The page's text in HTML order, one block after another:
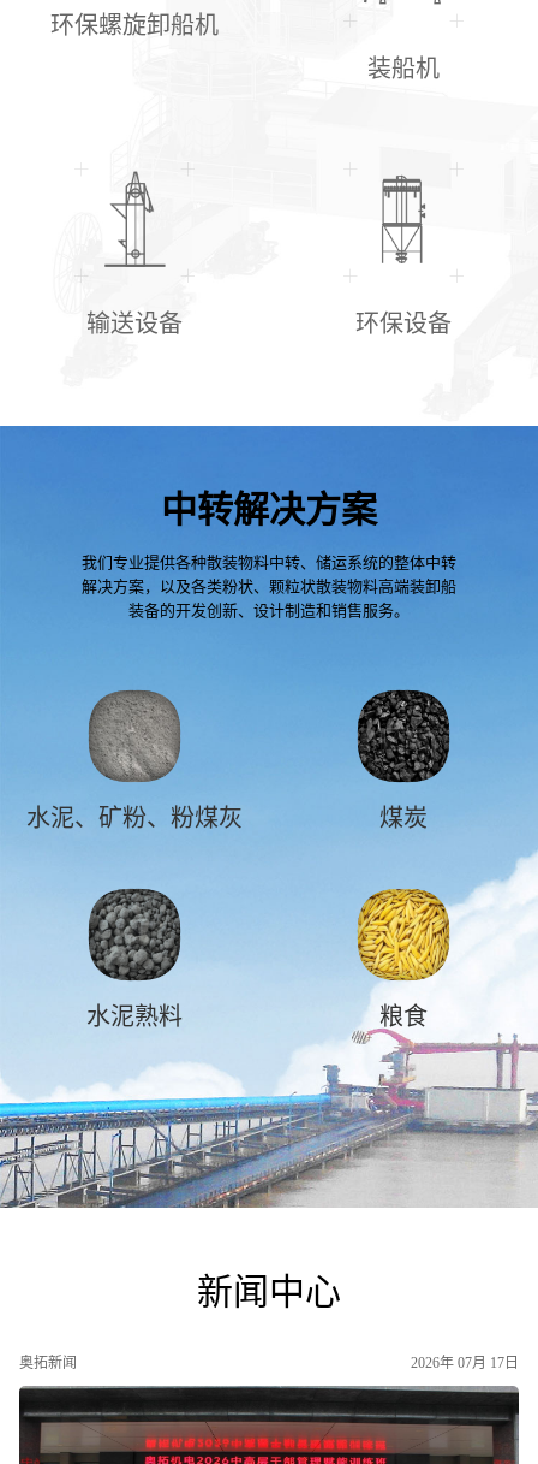
环保螺旋卸船机
装船机
输送设备 环保设备
中转解决方案
我们专业提供各种散装物料中转、储运系统的整体中转
解决方案，以及各类粉状、颗粒状散装物料高端装卸船
装备的开发创新、设计制造和销售服务。
水泥、矿粉、粉煤灰 煤炭
水泥熟料 粮食
新闻中心
奥拓新闻 2026年 07月 17日